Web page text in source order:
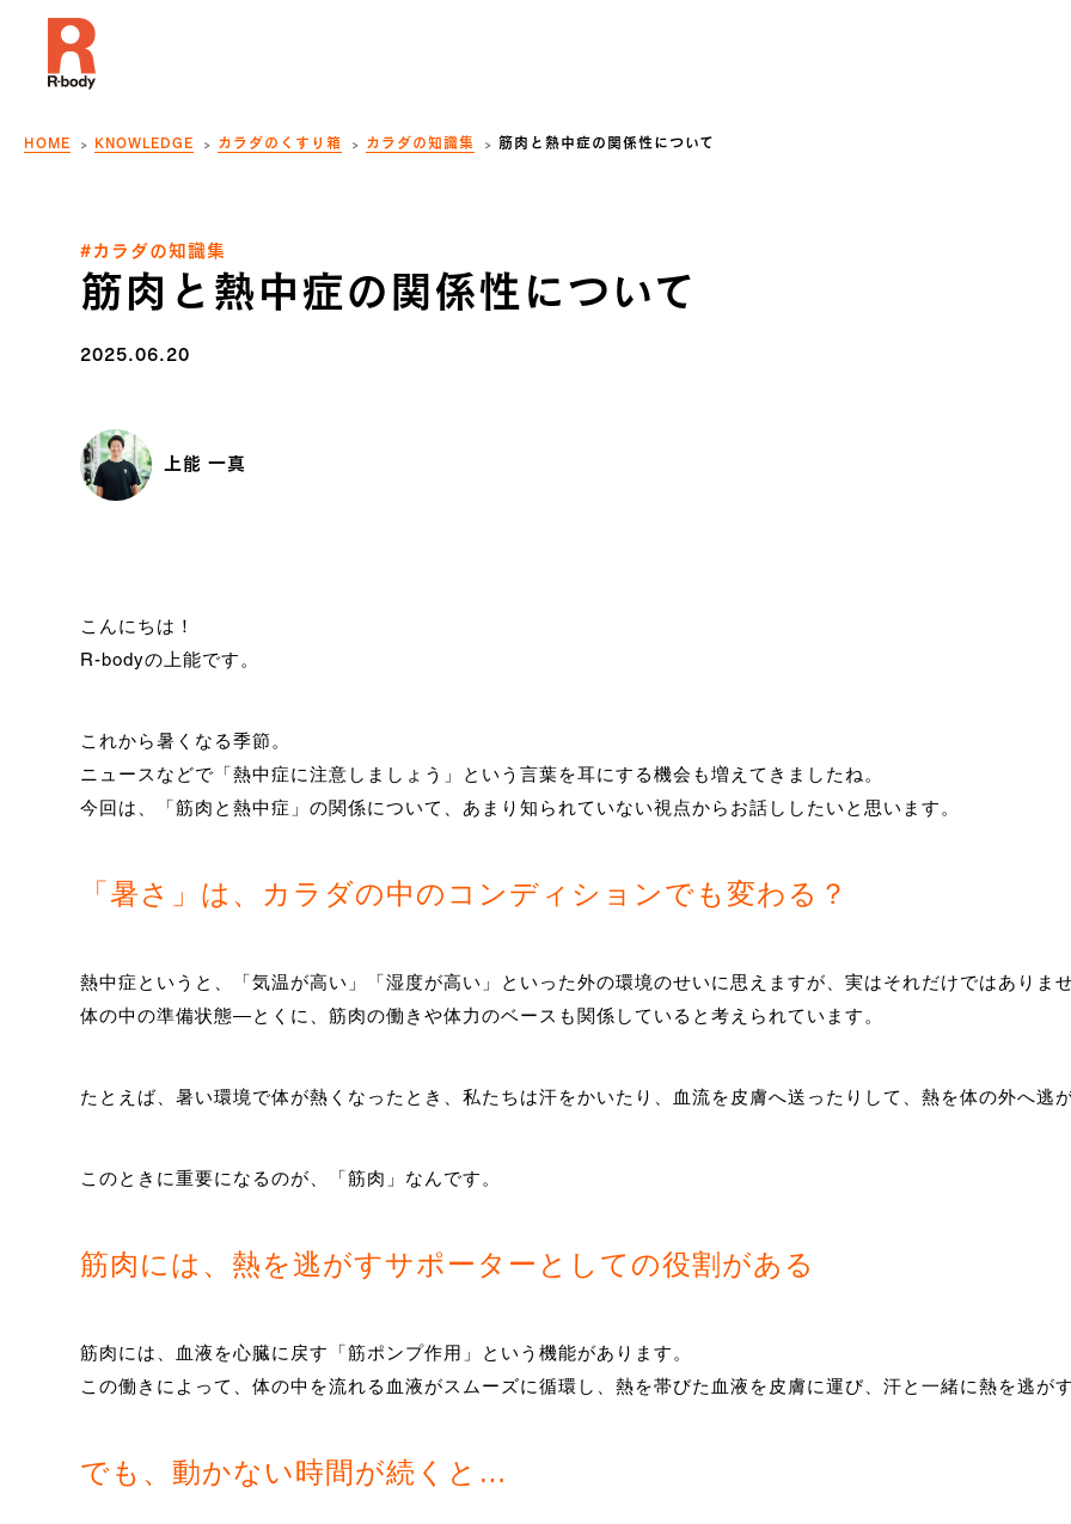
HOME KNOWLEDGE カラダのくすり箱 カラダの知識集 筋肉と熱中症の関係性について
#カラダの知識集
筋肉と熱中症の関係性について
2025.06.20
上能 一真
こんにちは！
R-bodyの上能です。
これから暑くなる季節。
ニュースなどで「熱中症に注意しましょう」という言葉を耳にする機会も増えてきましたね。
今回は、「筋肉と熱中症」の関係について、あまり知られていない視点からお話ししたいと思います。
「暑さ」は、カラダの中のコンディションでも変わる？
熱中症というと、「気温が高い」「湿度が高い」といった外の環境のせいに思えますが、実はそれだけではありま
体の中の準備状態―とくに、筋肉の働きや体力のベースも関係していると考えられています。
たとえば、暑い環境で体が熱くなったとき、私たちは汗をかいたり、血流を皮膚へ送ったりして、熱を体の外へ逃
このときに重要になるのが、「筋肉」なんです。
筋肉には、熱を逃がすサポーターとしての役割がある
筋肉には、血液を心臓に戻す「筋ポンプ作用」という機能があります。
この働きによって、体の中を流れる血液がスムーズに循環し、熱を帯びた血液を皮膚に運び、汗と一緒に熱を逃が
でも、動かない時間が続くと…